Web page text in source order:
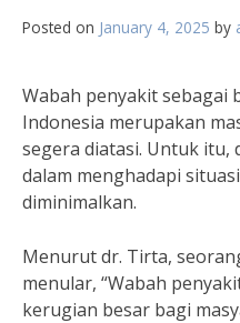
Posted on January 4, 2025 by
Wabah penyakit sebagai
Indonesia merupakan
segera diatasi. Untuk
dalam menghadapi
diminimalkan.
Menurut dr. Tirta,
menular, “Wabah
kerugian besar bagi